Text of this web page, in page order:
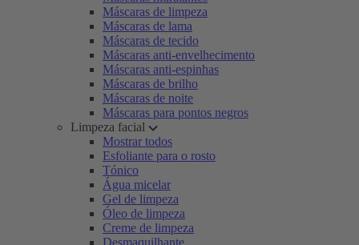
Máscaras de limpeza
Máscaras de lama
Máscaras de tecido
Máscaras anti-envelhecimento
Máscaras anti-espinhas
Máscaras de brilho
Máscaras de noite
Máscaras para pontos negros
Limpeza facial
Mostrar todos
Esfoliante para o rosto
Tónico
Água micelar
Gel de limpeza
Óleo de limpeza
Creme de limpeza
Desmaquilhante